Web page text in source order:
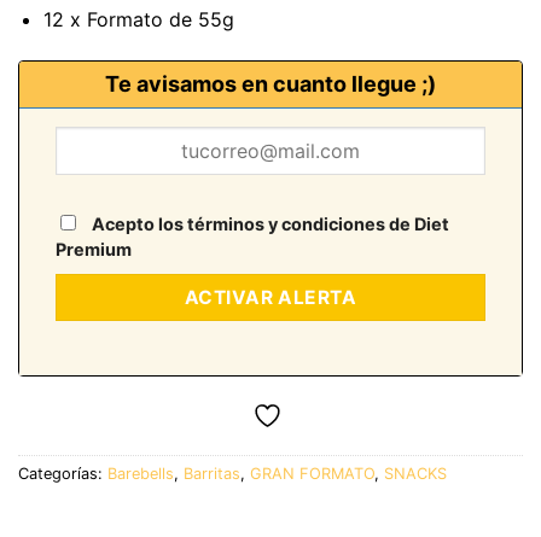
12 x Formato de 55g
Te avisamos en cuanto llegue ;)
Acepto los términos y condiciones de Diet
Premium
Categorías: Barebells, Barritas, GRAN FORMATO, SNACKS